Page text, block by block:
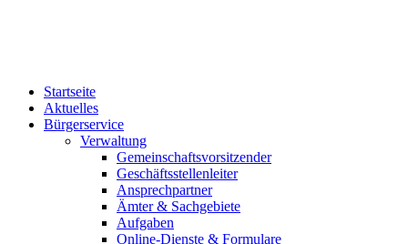
Startseite
Aktuelles
Bürgerservice
Verwaltung
Gemeinschaftsvorsitzender
Geschäftsstellenleiter
Ansprechpartner
Ämter & Sachgebiete
Aufgaben
Online-Dienste & Formulare